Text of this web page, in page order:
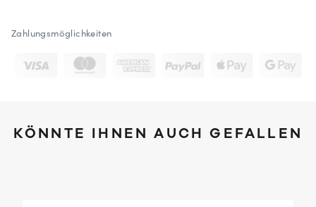
Zahlungsmöglichkeiten
KÖNNTE IHNEN AUCH GEFALLEN